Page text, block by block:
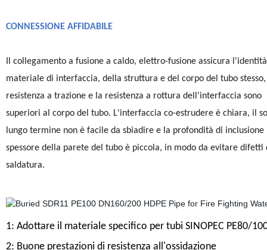
CONNESSIONE AFFIDABILE
Il collegamento a fusione a caldo, elettro-fusione assicura
materiale di interfaccia, della struttura e del corpo del tubo
resistenza a trazione e la resistenza a rottura dell'interfaccia sono
superiori al corpo del tubo. L'interfaccia co-estrudere è chiara, il
lungo termine non è facile da sbiadire e la profondità di inclusione
spessore della parete del tubo è piccola, in modo da evitare difetti
saldatura.
1: Adottare il materiale specifico per tubi SINOPEC PE80/
2: Buone prestazioni di resistenza all'ossidazione